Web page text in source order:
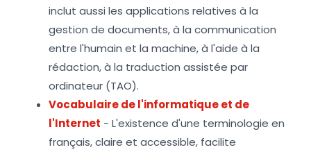
inclut aussi les applications relatives à la
gestion de documents, à la communication
entre l'humain et la machine, à l'aide à la
rédaction, à la traduction assistée par
ordinateur (TAO).
Vocabulaire de l'informatique et de
l'Internet - L'existence d'une terminologie en
français, claire et accessible, facilite